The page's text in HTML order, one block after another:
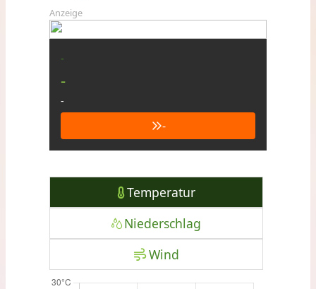
Anzeige
-
-
-
-
Temperatur
Niederschlag
Wind